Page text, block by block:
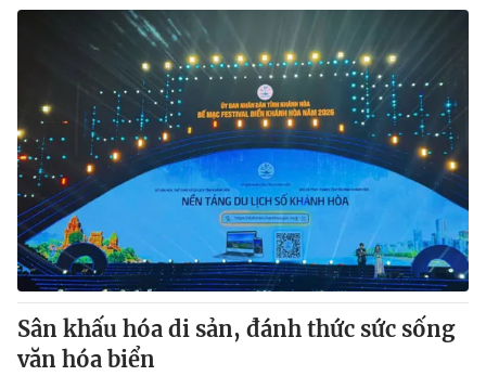
Thế giới
Tin tức
Thế giới đó đây
Câu chuyện quốc tế
Kinh tế
Tài chính
Thị trường
Góc doanh nghiệp
Dữ liệu và đời sống
Truyền hình
Phim VTV
Giải trí
Sân khấu hóa di sản, đánh thức sức sống
văn hóa biển